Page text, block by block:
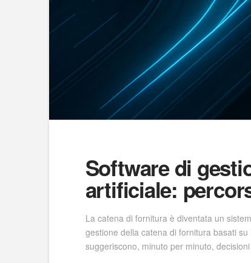
Software di
artificiale:
La catena di fornitura è diventata un
gestione della catena di fornitura basati
suggeriscono, minuto per minuto,